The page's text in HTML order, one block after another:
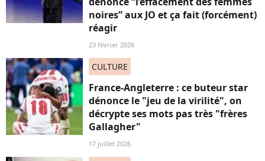
noires” aux JO et ça fait (forcément)
réagir
23 février 2026
CULTURE
France-Angleterre : ce buteur star
dénonce le "jeu de la virilité", on
décrypte ses mots pas très "frères
Gallagher"
17 juillet 2026